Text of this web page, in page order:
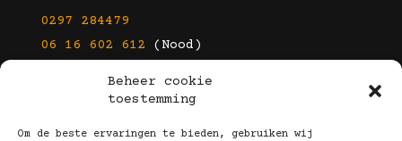
Beheer cookie
toestemming
Om de beste ervaringen te bieden, gebruiken wij
0297 284479
06 16 602 612 (Nood)
info@kootbrillen.nl